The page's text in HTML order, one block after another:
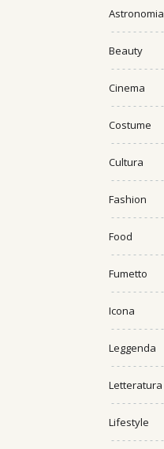
Astronomia
Beauty
Cinema
Costume
Cultura
Fashion
Food
Fumetto
Icona
Leggenda
Letteratura
Lifestyle